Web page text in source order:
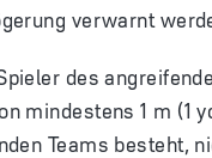
verwarnt
des
mindestens 1 m (1
Teams besteht,